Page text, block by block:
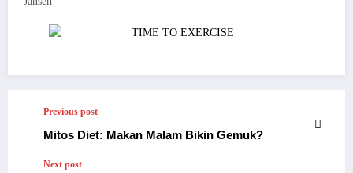
Previous post
Mitos Diet: Makan Malam Bikin Gemuk?
Next post